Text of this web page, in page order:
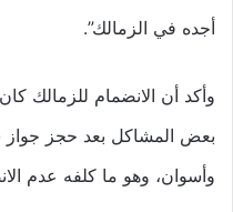
أجده في الزمالك”.
وأكد أن الانضمام للزمالك
بعض المشاكل بعد حجز
وأسوان، وهو ما كلفه عدم